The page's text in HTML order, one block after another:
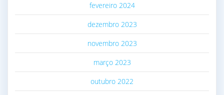
fevereiro 2024
dezembro 2023
novembro 2023
março 2023
outubro 2022